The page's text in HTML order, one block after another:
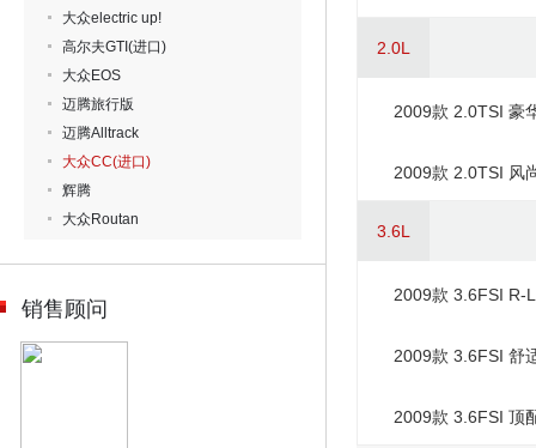
大众electric up!
高尔夫GTI(进口)
大众EOS
迈腾旅行版
迈腾Alltrack
大众CC(进口)
辉腾
大众Routan
销售顾问
2.0L
2009款 2.0TSI 豪
2009款 2.0TSI 风
3.6L
2009款 3.6FSI R-
2009款 3.6FSI 舒
2009款 3.6FSI 顶